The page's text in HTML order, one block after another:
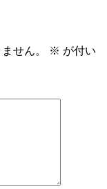
せん。 ※ が付い